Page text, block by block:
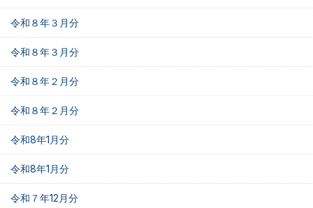
令和８年３月分
令和８年３月分
令和８年２月分
令和８年２月分
令和8年1月分
令和8年1月分
令和７年12月分